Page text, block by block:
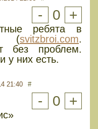
- 0 +
ребята в
(svitzbroi.com.
без проблем.
у них есть.
21:40 #
- 0 +